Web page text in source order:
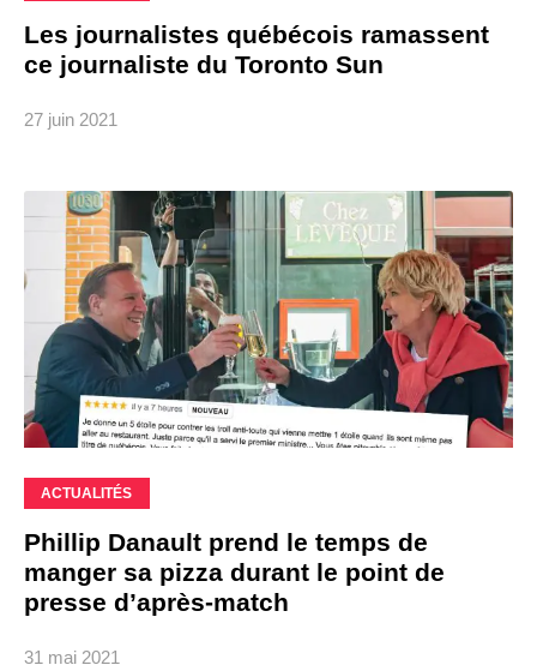
Les journalistes québécois ramassent
ce journaliste du Toronto Sun
27 juin 2021
ACTUALITÉS
Phillip Danault prend le temps de
manger sa pizza durant le point de
presse d’après-match
31 mai 2021